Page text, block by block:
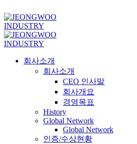
회사소개
회사소개
CEO 인사말
회사개요
경영목표
History
Global Network
Global Network
인증/수상현황